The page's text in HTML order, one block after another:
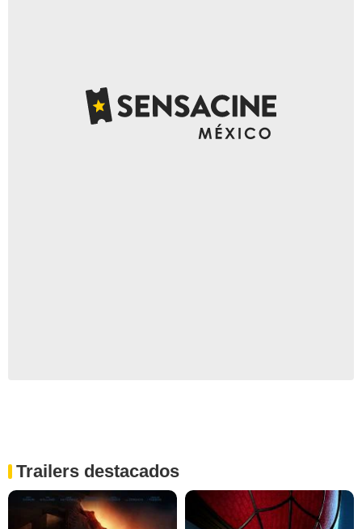
Trailers destacados